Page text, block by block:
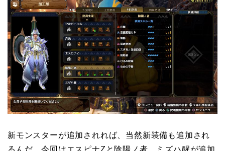
新モンスターが追加されれば、当然新装備も追加され
るんだ。今回はエスピナZと陰陽ノ者、ミズハ醒が追加